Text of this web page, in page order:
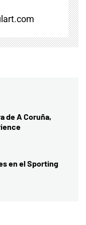
de A Coruña,
en el Sporting